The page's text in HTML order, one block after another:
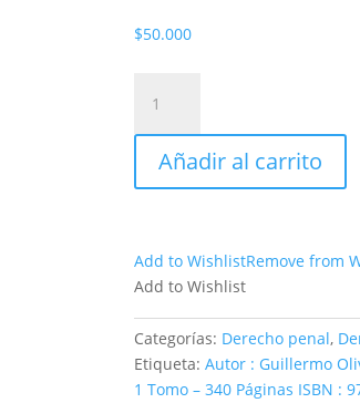
$50.000
PENAL
CHILENO:
ALGUNOS
ASPECTOS
MEDIDAS
COERCITIVAS,
JUSTICIA
PENAL
NEGOCIADA
Y
Añadir al carrito
Add to WishlistRemove from
Add to Wishlist
Categorías: Derecho penal,
Etiqueta:Autor : Guillermo
1 Tomo – 340 Páginas ISBN :